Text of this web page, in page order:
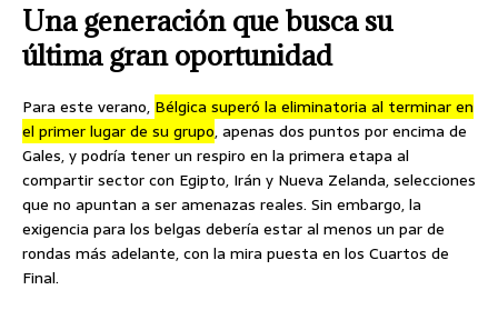
Una generación que busca su
última gran oportunidad
Para este verano, Bélgica superó la eliminatoria al terminar en
el primer lugar de su grupo, apenas dos puntos por encima de
Gales, y podría tener un respiro en la primera etapa al
compartir sector con Egipto, Irán y Nueva Zelanda, selecciones
que no apuntan a ser amenazas reales. Sin embargo, la
exigencia para los belgas debería estar al menos un par de
rondas más adelante, con la mira puesta en los Cuartos de
Final.